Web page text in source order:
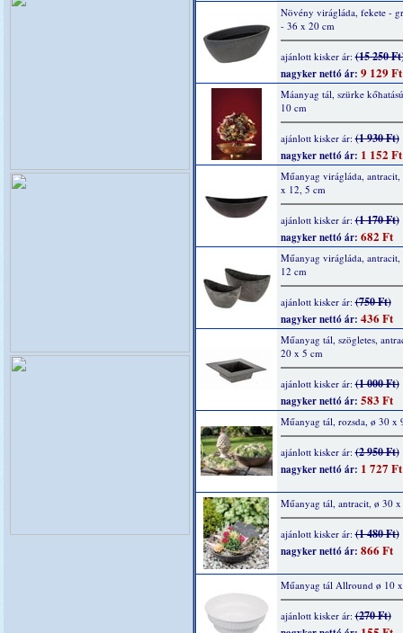
Növény virágláda, fekete -
- 36 x 20 cm
ajánlott kisker ár:(15 250
nagyker nettó ár: 9 129 Ft
Máanyag tál, szürke
10 cm
ajánlott kisker ár:(1 930 Ft)
nagyker nettó ár: 1 152 Ft
Műanyag virágláda,
x 12, 5 cm
ajánlott kisker ár:(1 170 Ft)
nagyker nettó ár: 682 Ft
Műanyag virágláda,
12 cm
ajánlott kisker ár:(750 Ft)
nagyker nettó ár: 436 Ft
Műanyag tál, szögletes,
20 x 5 cm
ajánlott kisker ár:(1 000 Ft)
nagyker nettó ár: 583 Ft
Műanyag tál, rozsda, ø 30 x
ajánlott kisker ár:(2 950 Ft)
nagyker nettó ár: 1 727 Ft
Műanyag tál, antracit, ø 30
ajánlott kisker ár:(1 480 Ft)
nagyker nettó ár: 866 Ft
Műanyag tál Allround ø 10
ajánlott kisker ár:(270 Ft)